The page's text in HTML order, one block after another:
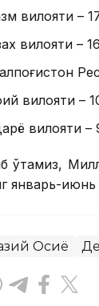
вилояти –
вилояти –
вилояти –
вилояти –
ўтамиз,
январь-
Осиё